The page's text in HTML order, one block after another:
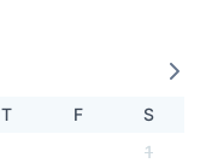
T F
S
1